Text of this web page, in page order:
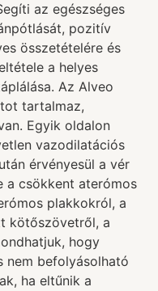
az egészséges
pozitív
összetételére és
a helyes
Az Alveo
tartalmaz,
Egyik oldalon
vazodilatációs
érvényesül a vér
a csökkent aterómos
plakkokról, a
kötőszövetről, a
hogy
nem befolyásolható
ha eltűnik a